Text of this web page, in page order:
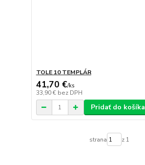
TOLE 10 TEMPLÁR
41,70 €/ks
33,90 € bez DPH
Pridať do košíka
strana z 1